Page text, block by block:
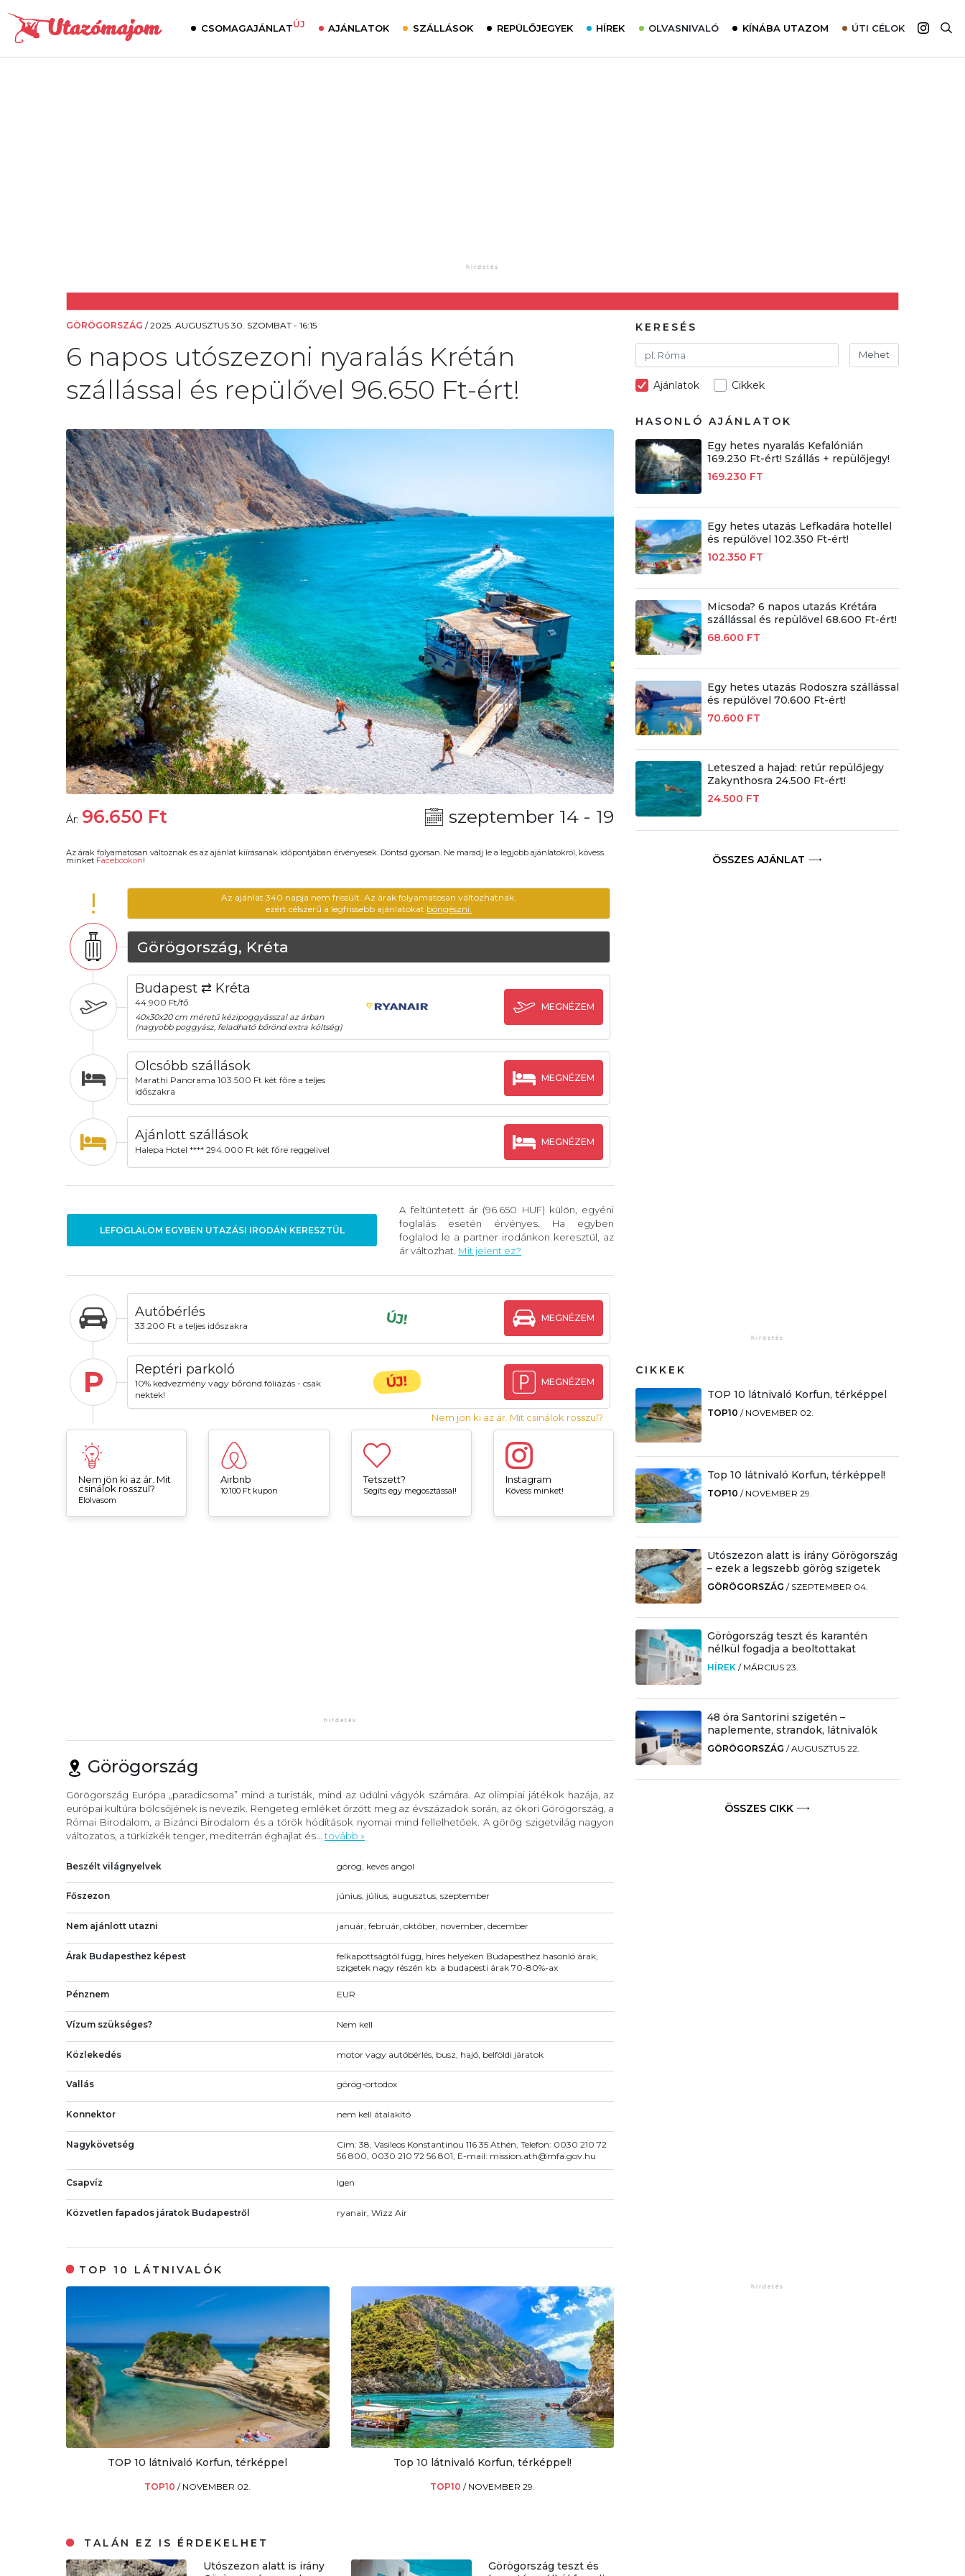
CSOMAGAJÁNLATÚJ AJÁNLATOK SZÁLLÁSOK REPÜLŐJEGYEK HÍREK OLVASNIVALÓ KÍNÁBA UTAZOM ÚTI CÉLOK
GÖRÖGORSZÁG /2025. AUGUSZTUS 30. SZOMBAT - 16:15
6 napos utószezoni nyaralás Krétán
szállással és repülővel 96.650 Ft-ért!
Ár: 96.650 Ft szeptember 14 - 19
Az árak folyamatosan változnak és az ajánlat kiírásanak időpontjában érvényesek. Döntsd gyorsan. Ne maradj le a legjobb ajánlatokról, kövess
minket Facebookon!
!
Az ajánlat 340 napja nem frissült. Az árak folyamatosan változhatnak,
ezért célszerű a legfrissebb ajánlatokat böngészni.
Görögország, Kréta
Budapest ⇄ Kréta
44.900 Ft/fő
40x30x20 cm méretű kézipoggyásszal az árban
(nagyobb poggyász, feladható bőrönd extra költség)
MEGNÉZEM
Olcsóbb szállások
Marathi Panorama 103.500 Ft két főre a teljes
időszakra
MEGNÉZEM
Ajánlott szállások
Halepa Hotel **** 294.000 Ft két főre reggelivel
MEGNÉZEM
LEFOGLALOM EGYBEN UTAZÁSI IRODÁN KERESZTÜL
A feltüntetett ár (96.650 HUF) külön, egyéni
foglalás esetén érvényes. Ha egyben
foglalod le a partner irodánkon keresztül, az
ár változhat. Mit jelent ez?
Autóbérlés
33.200 Ft a teljes időszakra ÚJ! MEGNÉZEM
P Reptéri parkoló
10% kedvezmény vagy bőrönd fóliázás - csak
nektek!
ÚJ! MEGNÉZEM
Nem jön ki az ár. Mit csinálok rosszul?
Nem jön ki az ár. Mit
csinálok rosszul?
Elolvasom
Airbnb
10.100 Ft kupon
Tetszett?
Segíts egy megosztással!
Instagram
Kövess minket!
Görögország
Görögország Európa „paradicsoma” mind a turisták, mind az üdülni vágyók számára. Az olimpiai játékok hazája, az
európai kultúra bölcsőjének is nevezik. Rengeteg emléket őrzött meg az évszázadok során, az ókori Görögország, a
Római Birodalom, a Bizánci Birodalom és a török hódítások nyomai mind fellelhetőek. A görög szigetvilág nagyon
változatos, a türkizkék tenger, mediterrán éghajlat és... tovább »
Beszélt világnyelvek görög, kevés angol
Főszezon június, július, augusztus, szeptember
Nem ajánlott utazni január, február, október, november, december
Árak Budapesthez képest
felkapottságtól függ, híres helyeken Budapesthez hasonló árak,
szigetek nagy részén kb. a budapesti árak 70-80%-ax
Pénznem EUR
Vízum szükséges? Nem kell
Közlekedés motor vagy autóbérlés, busz, hajó, belföldi járatok
Vallás görög-ortodox
Konnektor nem kell átalakító
Nagykövetség
Cím: 38, Vasileos Konstantinou 116 35 Athén, Telefon: 0030 210 72
56 800, 0030 210 72 56 801, E-mail: mission.ath@mfa.gov.hu
Csapvíz Igen
Közvetlen fapados járatok Budapestről ryanair, Wizz Air
TOP 10 LÁTNIVALÓK
TOP 10 látnivaló Korfun, térképpel
TOP10/ NOVEMBER 02.
Top 10 látnivaló Korfun, térképpel!
TOP10 / NOVEMBER 29.
TALÁN EZ IS ÉRDEKELHET
Utószezon alatt is irány
Görögország teszt és
KERESÉS
Mehet
Ajánlatok Cikkek
HASONLÓ AJÁNLATOK
Egy hetes nyaralás Kefalónián
169.230 Ft-ért! Szállás + repülőjegy!
169.230 FT
Egy hetes utazás Lefkadára hotellel
és repülővel 102.350 Ft-ért!
102.350 FT
Micsoda? 6 napos utazás Krétára
szállással és repülővel 68.600 Ft-ért!
68.600 FT
Egy hetes utazás Rodoszra szállással
és repülővel 70.600 Ft-ért!
70.600 FT
Leteszed a hajad: retúr repülőjegy
Zakynthosra 24.500 Ft-ért!
24.500 FT
ÖSSZES AJÁNLAT
CIKKEK
TOP 10 látnivaló Korfun, térképpel
TOP10 / NOVEMBER 02.
Top 10 látnivaló Korfun, térképpel!
TOP10 / NOVEMBER 29.
Utószezon alatt is irány Görögország
– ezek a legszebb görög szigetek
GÖRÖGORSZÁG / SZEPTEMBER 04.
Görögország teszt és karantén
nélkül fogadja a beoltottakat
HÍREK / MÁRCIUS 23.
48 óra Santorini szigetén –
naplemente, strandok, látnivalók
GÖRÖGORSZÁG /AUGUSZTUS 22.
ÖSSZES CIKK